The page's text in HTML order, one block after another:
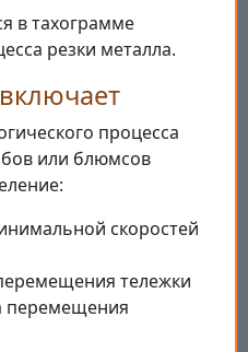
в тахограмме
резки металла.
процесса
или блюмсов
скоростей
тележки
перемещения